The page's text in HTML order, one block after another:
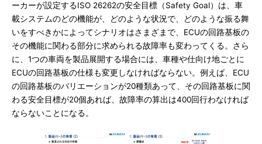
ーカーが設定するISO 26262の安全目標（Safety Goal）は、車
載システムのどの機能が、どのような状況で、どのような振る舞
いをすべきかによってシナリオはさまざまで、ECUの回路基板の
その機能に関わる部分に求められる故障率も変わってくる。さら
に、1つの車両を製品展開する場合には、車種や仕向け地ごとに
ECUの回路基板の仕様も変更しなければならない。例えば、ECU
の回路基板のバリエーションが20種類あって、その回路基板に関
わる安全目標が20個あれば、故障率の算出は400回行わなければ
ならないことになる。